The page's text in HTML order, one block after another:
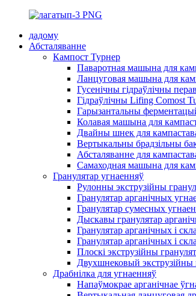
дадому
Абсталяванне
Кампост Турнер
Паваротная машына для
Ланцуговая машына для
Гусенічны гідраўлічны
Гідраўлічны Lifing Comost
Гарызантальны
Колавая машына для
Двайны шнек для
Вертыкальны брадзільны
Абсталяванне для
Самаходная машына для
Гранулятар угнаенняў
Рулонны экструзійны
Гранулятар арганічных
Гранулятар сумесных
Дыскавы гранулятар
Гранулятар арганічных і
Гранулятар арганічных і
Плоскі экструзійны
Двухшнековый экструзійны
Драбнілка для угнаенняў
Напаўмокрае арганічнае